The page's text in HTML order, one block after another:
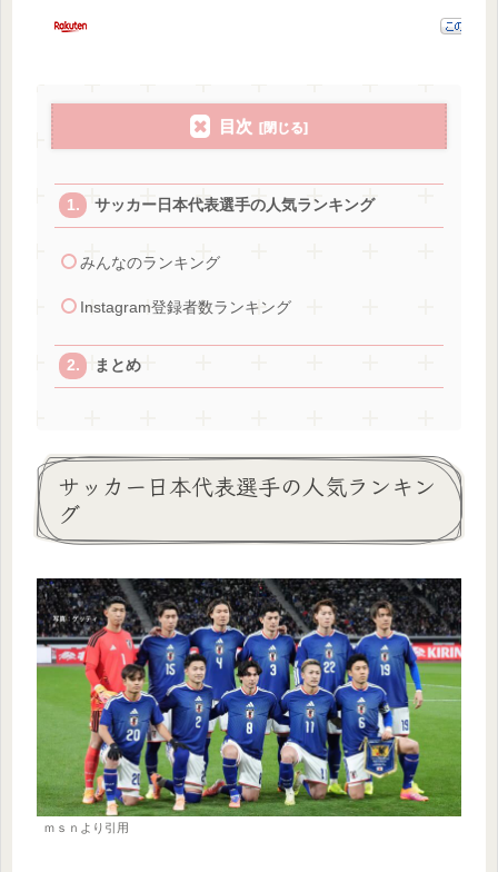
目次
サッカー日本代表選手の人気ランキング
みんなのランキング
Instagram登録者数ランキング
まとめ
サッカー日本代表選手の人気ランキン
グ
ｍｓｎより引用